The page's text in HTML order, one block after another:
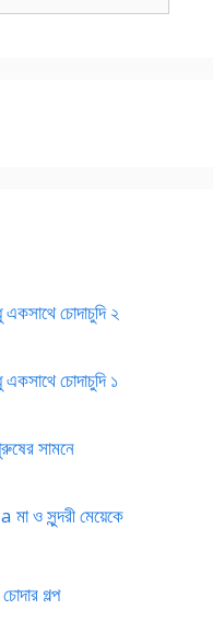
চোদাচুদি ২
চোদাচুদি ১
সামনে
ও সুন্দরী মেয়েকে
গল্প